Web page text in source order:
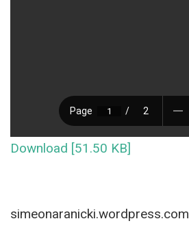
Download [51.50 KB]
simeonaranicki.wordpress.com